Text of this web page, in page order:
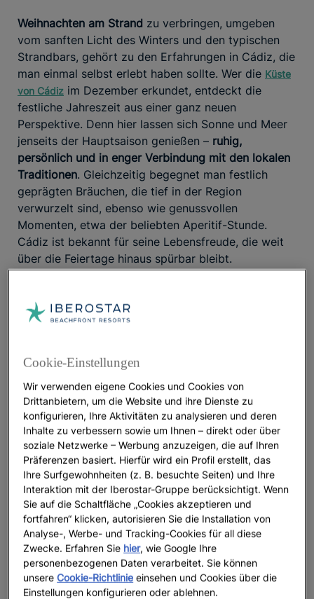
Weihnachten am Strand zu verbringen, umgeben
vom sanften Licht des Winters und den typischen
Strandbars, gehört zu den Erfahrungen in Cádiz, die
man einmal selbst erlebt haben sollte. Wer die Küste
von Cádiz im Dezember erkundet, entdeckt die
festliche Jahreszeit aus einer ganz neuen
Perspektive. Denn hier lassen sich Sonne und Meer
jenseits der Hauptsaison genießen – ruhig,
persönlich und in enger Verbindung mit den lokalen
Traditionen. Gleichzeitig begegnet man festlich
geprägten Bräuchen, die tief in der Region
verwurzelt sind, ebenso wie genussvollen
Momenten, etwa der beliebten Aperitif-Stunde.
Cádiz ist bekannt für seine Lebensfreude, die weit
über die Feiertage hinaus spürbar bleibt.
Andalusiens
Tipp: Beginnen Sie das neue Jahr mit einer
genussvollen Auszeit und erkunden Sie die Region
mit allen Sinnen. Auf dem Programm stehen einige
derbesten Restaurants der Provinz , darunter das
Aponiente, das erste Restaurant in Andalusien mit
drei Michelin-Sternen. Hinzu kommen
traditionsreiche Weingüterundlandwirtschaftliche
Betriebe, die tief in der Kultur verwurzelt sind.
Typisches Essen aus Cádizsteht dabei im Mittelpunkt:
Thunfisch aus der Almadraba, knusprige
Garnelenküchlein, frittierter Fisch, zartes Retinto-
Rind, marinierte Tomaten mit nativem Olivenöl extra
und die charakteristischen handgemachten
Käsesorten aus der Region. Wer Cádiz durch seine
Cookie-Einstellungen
Wir verwenden eigene Cookies und Cookies von
Drittanbietern, um die Website und ihre Dienste zu
konfigurieren, Ihre Aktivitäten zu analysieren und deren
Inhalte zu verbessern sowie um Ihnen – direkt oder über
soziale Netzwerke – Werbung anzuzeigen, die auf Ihren
Präferenzen basiert. Hierfür wird ein Profil erstellt, das
Ihre Surfgewohnheiten (z. B. besuchte Seiten) und Ihre
Interaktion mit der Iberostar-Gruppe berücksichtigt. Wenn
Sie auf die Schaltfläche „Cookies akzeptieren und
fortfahren“ klicken, autorisieren Sie die Installation von
Analyse-, Werbe- und Tracking-Cookies für all diese
Zwecke. Erfahren Sie hier, wie Google Ihre
personenbezogenen Daten verarbeitet. Sie können
unsereCookie-Richtlinie einsehen und Cookies über die
Einstellungen konfigurieren oder ablehnen.